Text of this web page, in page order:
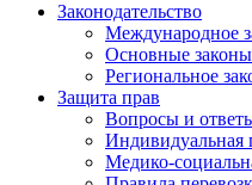
Законодательство
Международное
Основные
Региональное
Защита прав
Вопросы и
Индивидуальная
Медико-